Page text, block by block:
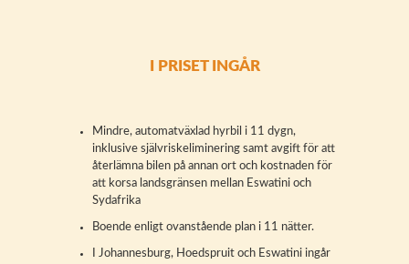
I PRISET INGÅR
Mindre, automatväxlad hyrbil i 11 dygn,
inklusive självriskeliminering samt avgift för att
återlämna bilen på annan ort och kostnaden för
att korsa landsgränsen mellan Eswatini och
Sydafrika
Boende enligt ovanstående plan i 11 nätter.
I Johannesburg, Hoedspruit och Eswatini ingår